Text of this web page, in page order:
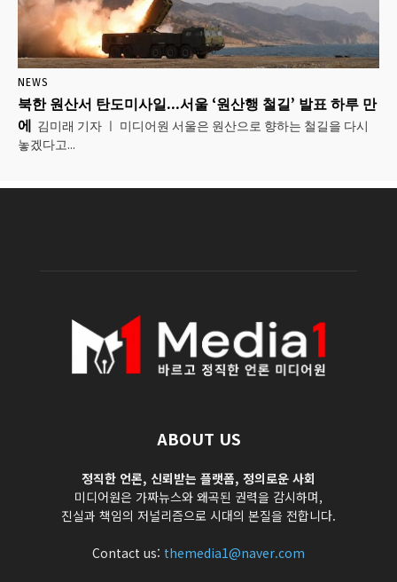
NEWS
북한 원산서 탄도미사일…서울 ‘원산행 철길’ 발표 하루 만
에 김미래 기자 ㅣ 미디어원 서울은 원산으로 향하는 철길을 다시
놓겠다고...
ABOUT US
정직한 언론, 신뢰받는 플랫폼, 정의로운 사회
미디어원은 가짜뉴스와 왜곡된 권력을 감시하며,
진실과 책임의 저널리즘으로 시대의 본질을 전합니다.
Contact us: themedia1@naver.com